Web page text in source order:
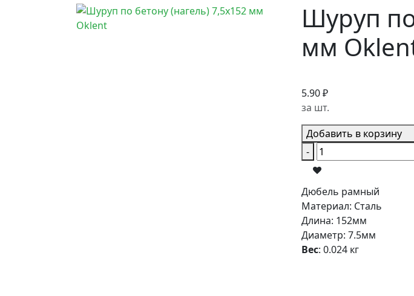
Шуруп
мм
5.90 ₽
за шт.
Добавить в корзину
-
Дюбель рамный
Материал: Сталь
Длина: 152мм
Диаметр: 7.5мм
Вес: 0.024 кг